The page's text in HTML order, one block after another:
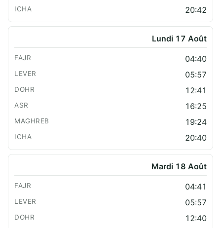
20:42
Lundi 17 Août
04:40
05:57
12:41
16:25
19:24
20:40
Mardi 18 Août
04:41
05:57
12:40